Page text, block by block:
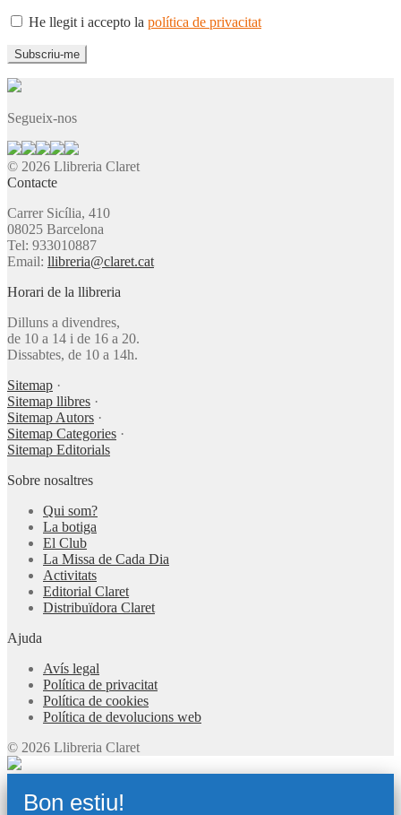
He llegit i accepto la política de privacitat
Segueix-nos
© 2026 Llibreria Claret
Contacte
Carrer Sicília, 410
08025 Barcelona
Tel: 933010887
Email: llibreria@claret.cat
Horari de la llibreria
Dilluns a divendres,
de 10 a 14 i de 16 a 20.
Dissabtes, de 10 a 14h.
Sitemap ·
Sitemap llibres ·
Sitemap Autors ·
Sitemap Categories ·
Sitemap Editorials
Sobre nosaltres
Qui som?
La botiga
El Club
La Missa de Cada Dia
Activitats
Editorial Claret
Distribuïdora Claret
Ajuda
Avís legal
Política de privacitat
Política de cookies
Política de devolucions web
© 2026 Llibreria Claret
Bon estiu!